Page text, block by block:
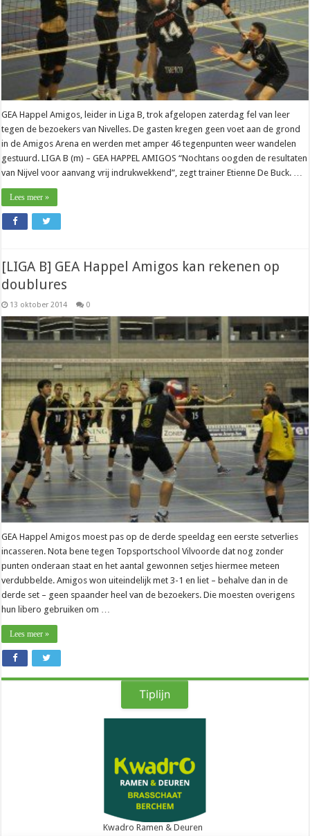
GEA Happel Amigos, leider in Liga B, trok afgelopen zaterdag fel van leer
tegen de bezoekers van Nivelles. De gasten kregen geen voet aan de grond
in de Amigos Arena en werden met amper 46 tegenpunten weer wandelen
gestuurd. LIGA B (m) – GEA HAPPEL AMIGOS “Nochtans oogden de resultaten
van Nijvel voor aanvang vrij indrukwekkend”, zegt trainer Etienne De Buck. …
Lees meer »
[LIGA B] GEA Happel Amigos kan rekenen op
doublures
13 oktober 2014 0
GEA Happel Amigos moest pas op de derde speeldag een eerste setverlies
incasseren. Nota bene tegen Topsportschool Vilvoorde dat nog zonder
punten onderaan staat en het aantal gewonnen setjes hiermee meteen
verdubbelde. Amigos won uiteindelijk met 3-1 en liet – behalve dan in de
derde set – geen spaander heel van de bezoekers. Die moesten overigens
hun libero gebruiken om …
Lees meer »
Tiplijn
Kwadro Ramen & Deuren